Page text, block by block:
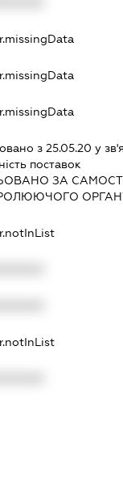
з 25.05.20 у
поставок
ЗА